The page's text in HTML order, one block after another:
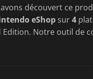
découvert ce
eShop sur4
Notre outil de